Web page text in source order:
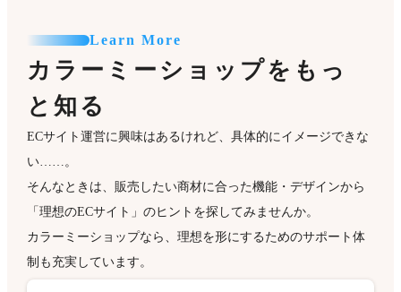
Learn More
カラーミーショップをもっ
と知る
ECサイト運営に興味はあるけれど、具体的にイメージできな
い……。
そんなときは、販売したい商材に合った機能・デザインから
「理想のECサイト」のヒントを探してみませんか。
カラーミーショップなら、理想を形にするためのサポート体
制も充実しています。